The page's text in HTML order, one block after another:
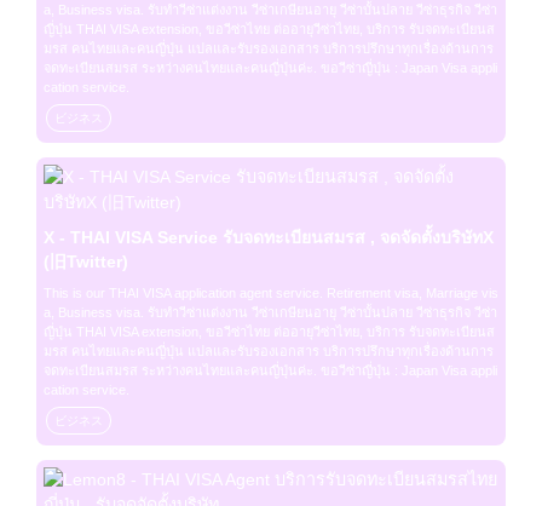
a, Business visa. รับทำวีซ่าแต่งงาน วีซ่าเกษียนอายุ วีซ่าบั้นปลาย วีซ่าธุรกิจ วีซ่า
ญี่ปุ่น THAI VISA extension, ขอวีซ่าไทย ต่ออายุวีซ่าไทย, บริการ รับจดทะเบียนส
มรส คนไทยและคนญี่ปุ่น แปลและรับรองเอกสาร บริการปรึกษาทุกเรื่องด้านการ
จดทะเบียนสมรส ระหว่างคนไทยและคนญี่ปุ่นค่ะ. ขอวีซ่าญี่ปุ่น : Japan Visa appli
cation service.
ビジネス
X - THAI VISA Service รับจดทะเบียนสมรส , จดจัดตั้งบริษัทX
(旧Twitter)
This is our THAI VISA application agent service. Retirement visa, Marriage vis
a, Business visa. รับทำวีซ่าแต่งงาน วีซ่าเกษียนอายุ วีซ่าบั้นปลาย วีซ่าธุรกิจ วีซ่า
ญี่ปุ่น THAI VISA extension, ขอวีซ่าไทย ต่ออายุวีซ่าไทย, บริการ รับจดทะเบียนส
มรส คนไทยและคนญี่ปุ่น แปลและรับรองเอกสาร บริการปรึกษาทุกเรื่องด้านการ
จดทะเบียนสมรส ระหว่างคนไทยและคนญี่ปุ่นค่ะ. ขอวีซ่าญี่ปุ่น : Japan Visa appli
cation service.
ビジネス